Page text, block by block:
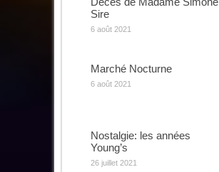
Sire
6 août 2021
Marché Nocturne
6 août 2021
Nostalgie: les années
Young’s
26 juillet 2021